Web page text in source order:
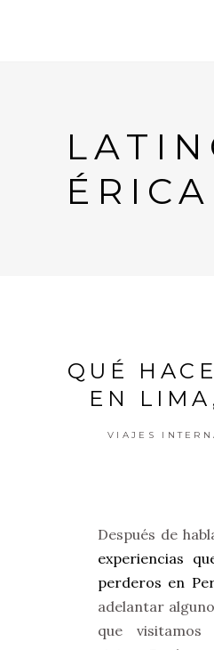
QUÉ
EN
VIAJES
Después de
experiencias
perderos en
adelantar
que visitamos